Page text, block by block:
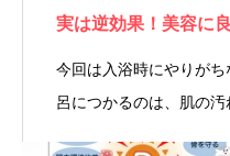
実は逆効果！美容に
今回は入浴時にやりが
呂につかるのは、肌の